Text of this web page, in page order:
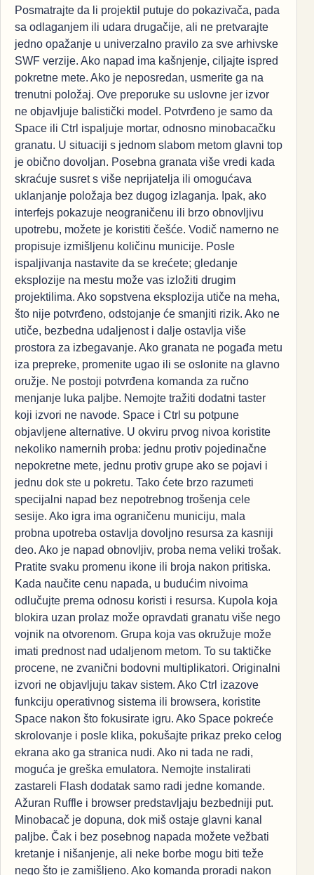
Posmatrajte da li projektil putuje do pokazivača, pada
sa odlaganjem ili udara drugačije, ali ne pretvarajte
jedno opažanje u univerzalno pravilo za sve arhivske
SWF verzije. Ako napad ima kašnjenje, ciljajte ispred
pokretne mete. Ako je neposredan, usmerite ga na
trenutni položaj. Ove preporuke su uslovne jer izvor
ne objavljuje balistički model. Potvrđeno je samo da
Space ili Ctrl ispaljuje mortar, odnosno minobacačku
granatu. U situaciji s jednom slabom metom glavni top
je obično dovoljan. Posebna granata više vredi kada
skraćuje susret s više neprijatelja ili omogućava
uklanjanje položaja bez dugog izlaganja. Ipak, ako
interfejs pokazuje neograničenu ili brzo obnovljivu
upotrebu, možete je koristiti češće. Vodič namerno ne
propisuje izmišljenu količinu municije. Posle
ispaljivanja nastavite da se krećete; gledanje
eksplozije na mestu može vas izložiti drugim
projektilima. Ako sopstvena eksplozija utiče na meha,
što nije potvrđeno, odstojanje će smanjiti rizik. Ako ne
utiče, bezbedna udaljenost i dalje ostavlja više
prostora za izbegavanje. Ako granata ne pogađa metu
iza prepreke, promenite ugao ili se oslonite na glavno
oružje. Ne postoji potvrđena komanda za ručno
menjanje luka paljbe. Nemojte tražiti dodatni taster
koji izvori ne navode. Space i Ctrl su potpune
objavljene alternative. U okviru prvog nivoa koristite
nekoliko namernih proba: jednu protiv pojedinačne
nepokretne mete, jednu protiv grupe ako se pojavi i
jednu dok ste u pokretu. Tako ćete brzo razumeti
specijalni napad bez nepotrebnog trošenja cele
sesije. Ako igra ima ograničenu municiju, mala
probna upotreba ostavlja dovoljno resursa za kasniji
deo. Ako je napad obnovljiv, proba nema veliki trošak.
Pratite svaku promenu ikone ili broja nakon pritiska.
Kada naučite cenu napada, u budućim nivoima
odlučujte prema odnosu koristi i resursa. Kupola koja
blokira uzan prolaz može opravdati granatu više nego
vojnik na otvorenom. Grupa koja vas okružuje može
imati prednost nad udaljenom metom. To su taktičke
procene, ne zvanični bodovni multiplikatori. Originalni
izvori ne objavljuju takav sistem. Ako Ctrl izazove
funkciju operativnog sistema ili browsera, koristite
Space nakon što fokusirate igru. Ako Space pokreće
skrolovanje i posle klika, pokušajte prikaz preko celog
ekrana ako ga stranica nudi. Ako ni tada ne radi,
moguća je greška emulatora. Nemojte instalirati
zastareli Flash dodatak samo radi jedne komande.
Ažuran Ruffle i browser predstavljaju bezbedniji put.
Minobacač je dopuna, dok miš ostaje glavni kanal
paljbe. Čak i bez posebnog napada možete vežbati
kretanje i nišanjenje, ali neke borbe mogu biti teže
nego što je zamišljeno. Ako komanda proradi nakon